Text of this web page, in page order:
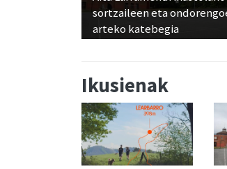
sortzaileen eta
arteko katebegia
Ikusienak